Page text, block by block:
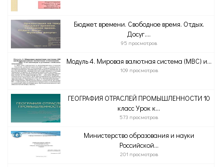
Бюджет времени. Свободное время. Отдых.
Досуг....
95 просмотров
Модуль 4. Мировая валютная система (МВС) и...
109 просмотров
ГЕОГРАФИЯ ОТРАСЛЕЙ ПРОМЫШЛЕННОСТИ 10
класс Урок к...
573 просмотров
Министерство образования и науки
Российской...
201 просмотров